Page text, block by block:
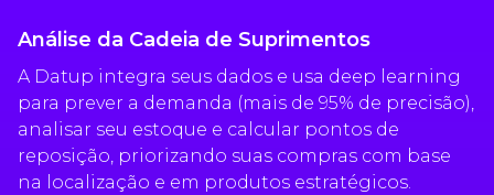
Análise da Cadeia de Suprimentos
A Datup integra seus dados e usa deep learning
para prever a demanda (mais de 95% de precisão),
analisar seu estoque e calcular pontos de
reposição, priorizando suas compras com base
na localização e em produtos estratégicos.